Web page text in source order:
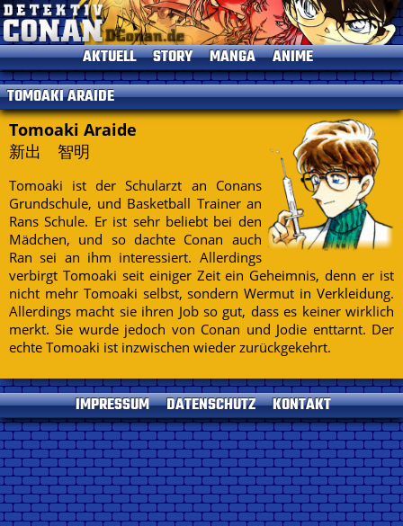
AKTUELL
News
TV-Programm
Termine
Seitenhistorie
Datenschutz
Kontakt
Impressum
STORY
Einleitung
Charaktere
MANGA
Einleitung
Alle Bände
Short Stories
ANIME
Einleitung
Episoden
Kinofilme
Sprecher
Musik
Specials
DVDs
TOMOAKI ARAIDE
Tomoaki Araide
新出 智明
Tomoaki ist der Schularzt an Conans
Grundschule, und Basketball Trainer an
Rans Schule. Er ist sehr beliebt bei den
Mädchen, und so dachte Conan auch
Ran sei an ihm interessiert. Allerdings
verbirgt Tomoaki seit einiger Zeit ein Geheimnis, denn er ist
nicht mehr Tomoaki selbst, sondern Wermut in Verkleidung.
Allerdings macht sie ihren Job so gut, dass es keiner wirklich
merkt. Sie wurde jedoch von Conan und Jodie enttarnt. Der
echte Tomoaki ist inzwischen wieder zurückgekehrt.
IMPRESSUM DATENSCHUTZ KONTAKT